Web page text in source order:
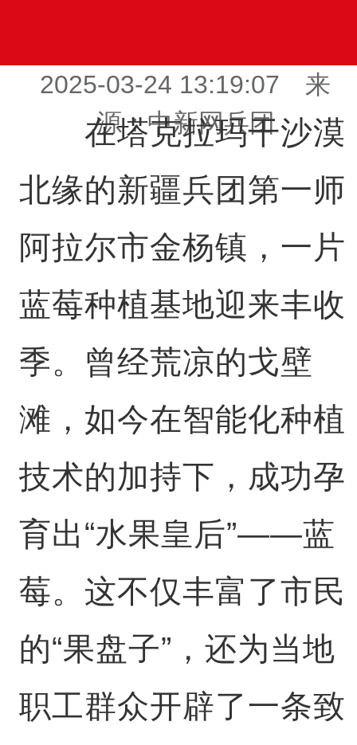
2025-03-24 13:19:07 来
源：中新网兵团
在塔克拉玛干沙漠
北缘的新疆兵团第一师
阿拉尔市金杨镇，一片
蓝莓种植基地迎来丰收
季。曾经荒凉的戈壁
滩，如今在智能化种植
技术的加持下，成功孕
育出“水果皇后”——蓝
莓。这不仅丰富了市民
的“果盘子”，还为当地
职工群众开辟了一条致